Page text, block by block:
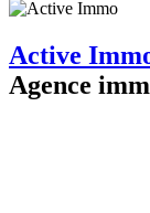
Active
Agence